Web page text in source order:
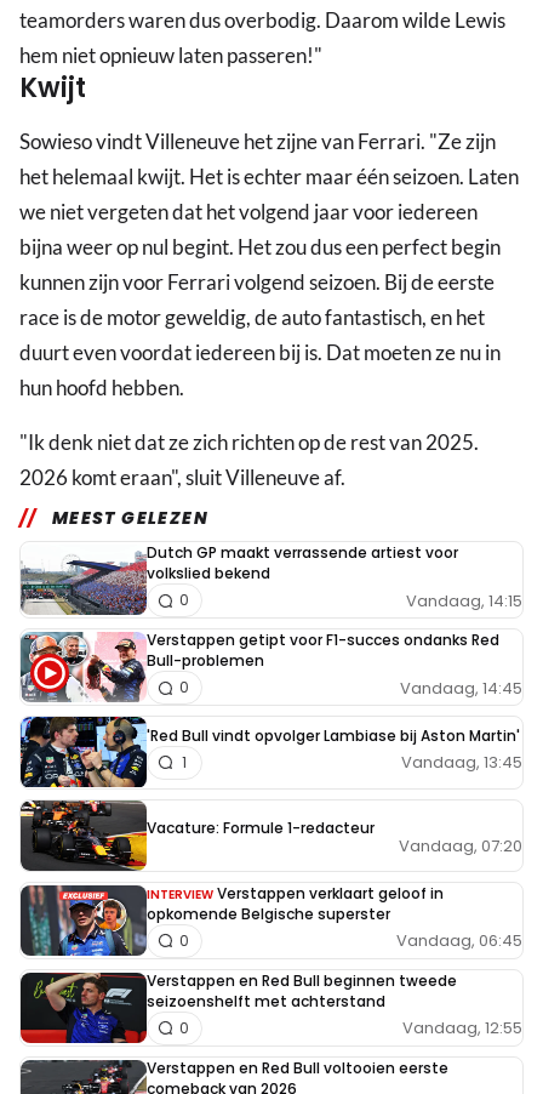
teamorders waren dus overbodig. Daarom wilde Lewis
hem niet opnieuw laten passeren!"
Kwijt
Sowieso vindt Villeneuve het zijne van Ferrari. "Ze zijn
het helemaal kwijt. Het is echter maar één seizoen. Laten
we niet vergeten dat het volgend jaar voor iedereen
bijna weer op nul begint. Het zou dus een perfect begin
kunnen zijn voor Ferrari volgend seizoen. Bij de eerste
race is de motor geweldig, de auto fantastisch, en het
duurt even voordat iedereen bij is. Dat moeten ze nu in
hun hoofd hebben.
"Ik denk niet dat ze zich richten op de rest van 2025.
2026 komt eraan", sluit Villeneuve af.
MEEST GELEZEN
Dutch GP maakt verrassende artiest voor
volkslied bekend
Vandaag, 14:15
0
Verstappen getipt voor F1-succes ondanks Red
Bull-problemen
Vandaag, 14:45
0
'Red Bull vindt opvolger Lambiase bij Aston Martin'
Vandaag, 13:45
1
Vacature: Formule 1-redacteur
Vandaag, 07:20
INTERVIEW Verstappen verklaart geloof in
opkomende Belgische superster
Vandaag, 06:45
0
Verstappen en Red Bull beginnen tweede
seizoenshelft met achterstand
Vandaag, 12:55
0
Verstappen en Red Bull voltooien eerste
comeback van 2026